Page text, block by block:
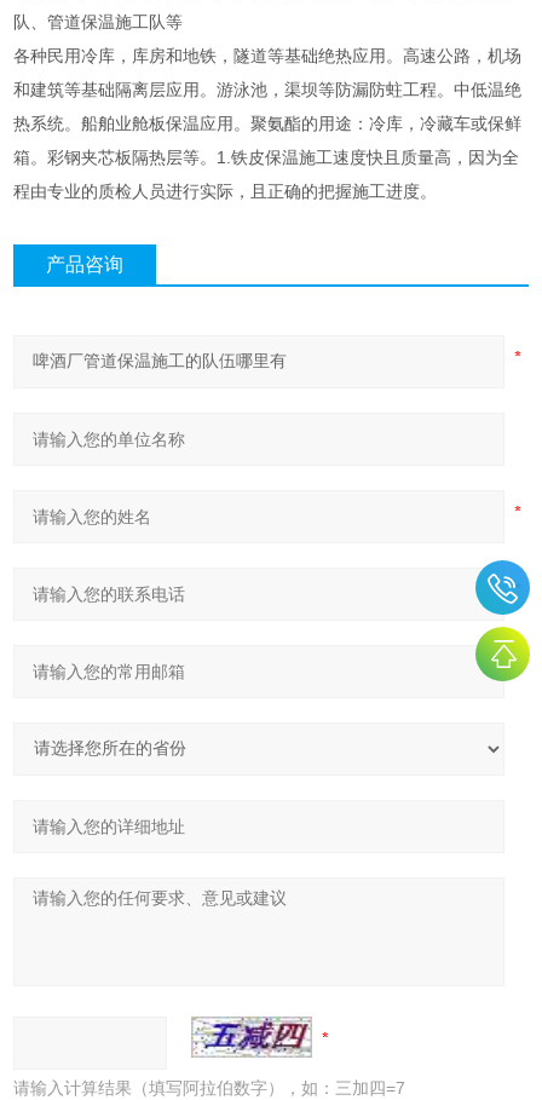
队、管道保温施工队等
各种民用冷库，库房和地铁，隧道等基础绝热应用。高速公路，机场
和建筑等基础隔离层应用。游泳池，渠坝等防漏防蛀工程。中低温绝
热系统。船舶业舱板保温应用。聚氨酯的用途：冷库，冷藏车或保鲜
箱。彩钢夹芯板隔热层等。1.铁皮保温施工速度快且质量高，因为全
程由专业的质检人员进行实际，且正确的把握施工进度。
产品咨询
请输入计算结果（填写阿拉伯数字），如：三加四=7